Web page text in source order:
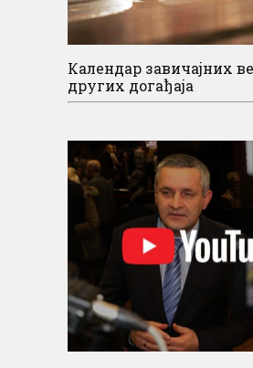
Календар завичајних
других догађаја